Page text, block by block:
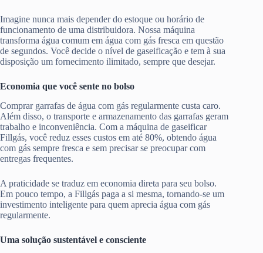
Imagine nunca mais depender do estoque ou horário de
funcionamento de uma distribuidora. Nossa máquina
transforma água comum em água com gás fresca em questão
de segundos. Você decide o nível de gaseificação e tem à sua
disposição um fornecimento ilimitado, sempre que desejar.
Economia que você sente no bolso
Comprar garrafas de água com gás regularmente custa caro.
Além disso, o transporte e armazenamento das garrafas geram
trabalho e inconveniência. Com a máquina de gaseificar
Fillgás, você reduz esses custos em até 80%, obtendo água
com gás sempre fresca e sem precisar se preocupar com
entregas frequentes.
A praticidade se traduz em economia direta para seu bolso.
Em pouco tempo, a Fillgás paga a si mesma, tornando-se um
investimento inteligente para quem aprecia água com gás
regularmente.
Uma solução sustentável e consciente